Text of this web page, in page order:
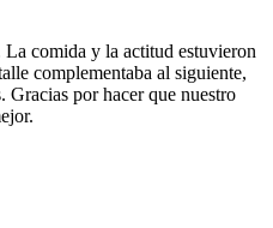
comida y la actitud estuvieron
complementaba al siguiente,
Gracias por hacer que nuestro